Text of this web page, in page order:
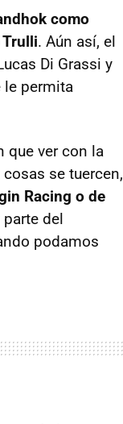
como
. Aún así, el
Di Grassi y
le permita
que ver con la
se tuercen,
Racing o de
del
podamos